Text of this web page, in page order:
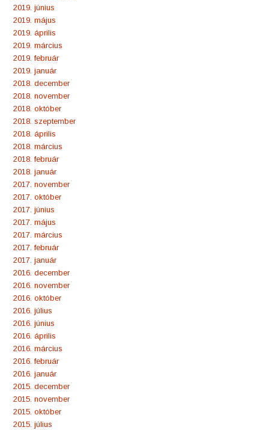
2019. június
2019. május
2019. április
2019. március
2019. február
2019. január
2018. december
2018. november
2018. október
2018. szeptember
2018. április
2018. március
2018. február
2018. január
2017. november
2017. október
2017. június
2017. május
2017. március
2017. február
2017. január
2016. december
2016. november
2016. október
2016. július
2016. június
2016. április
2016. március
2016. február
2016. január
2015. december
2015. november
2015. október
2015. július